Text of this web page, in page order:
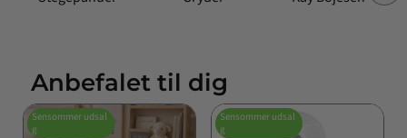
Anbefalet til dig
Sensommer udsal
g
Sensommer udsal
g